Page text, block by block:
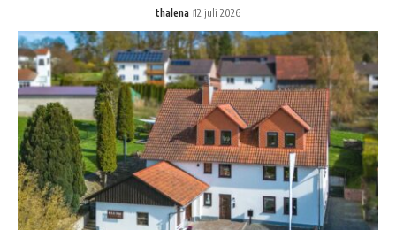
thalena 12 juli 2026